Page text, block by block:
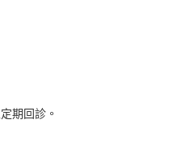
期回診。